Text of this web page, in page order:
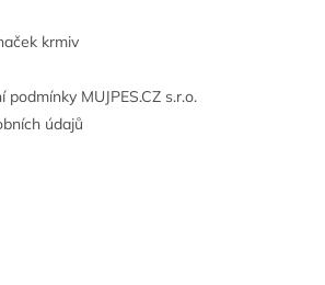
krmiv
MUJPES.CZ s.r.o.
údajů